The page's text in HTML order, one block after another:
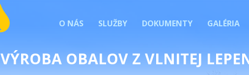
O NÁS SLUŽBY DOKUMENTY GALÉRIA
VÝROBA OBALOV Z VLNITEJ